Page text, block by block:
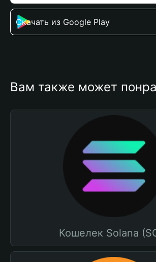
Скачать из Google Play
Вам также может
Кошелек Solana